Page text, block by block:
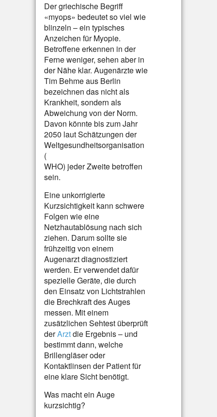
Der griechische Begriff
«myops» bedeutet so viel wie
blinzeln – ein typisches
Anzeichen für Myopie.
Betroffene erkennen in der
Ferne weniger, sehen aber in
der Nähe klar. Augenärzte wie
Tim Behme aus Berlin
bezeichnen das nicht als
Krankheit, sondern als
Abweichung von der Norm.
Davon könnte bis zum Jahr
2050 laut Schätzungen der
Weltgesundheitsorganisation
(
WHO) jeder Zweite betroffen
sein.
Eine unkorrigierte
Kurzsichtigkeit kann schwere
Folgen wie eine
Netzhautablösung nach sich
ziehen. Darum sollte sie
frühzeitig von einem
Augenarzt diagnostiziert
werden. Er verwendet dafür
spezielle Geräte, die durch
den Einsatz von Lichtstrahlen
die Brechkraft des Auges
messen. Mit einem
zusätzlichen Sehtest überprüft
derArztdie Ergebnis – und
bestimmt dann, welche
Brillengläser oder
Kontaktlinsen der Patient für
eine klare Sicht benötigt.
Was macht ein Auge
kurzsichtig?